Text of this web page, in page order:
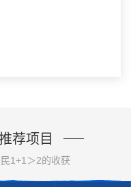
荐项目
1+1＞2的收获